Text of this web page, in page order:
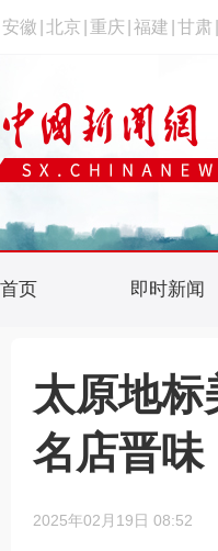
安徽 北京 重庆 福建 甘肃
首页 即时新闻
太原地
名店晋味
2025年02月19日 08:52